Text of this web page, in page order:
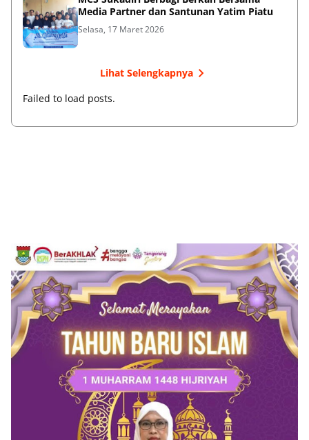
Media Partner dan Santunan Yatim Piatu
Selasa, 17 Maret 2026
Lihat Selengkapnya
Failed to load posts.